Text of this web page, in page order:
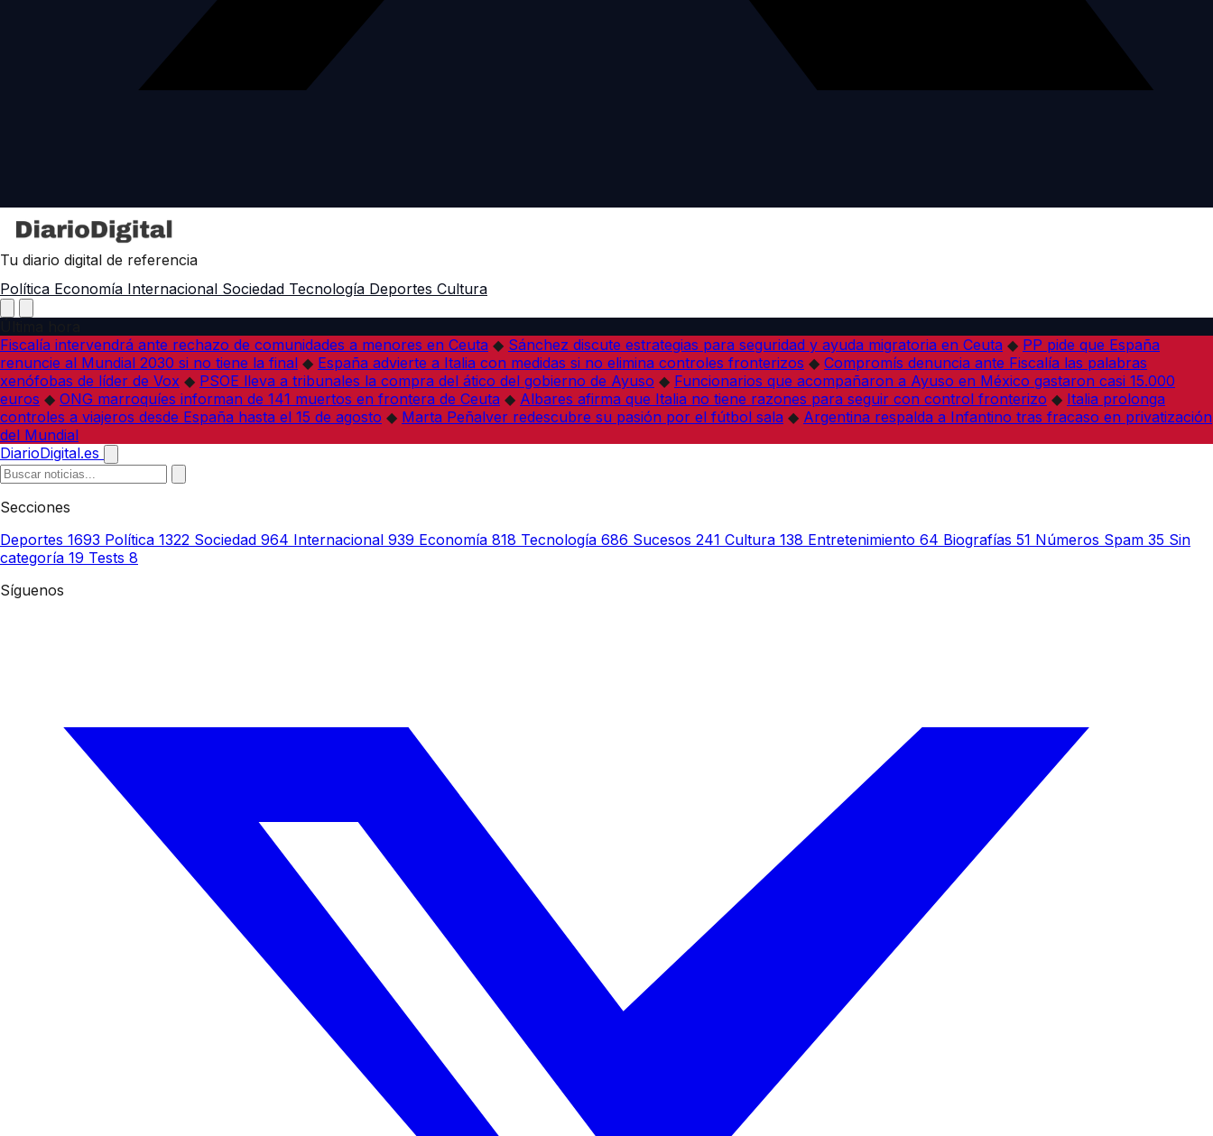
Tu diario digital de referencia
Política Economía Internacional Sociedad Tecnología Deportes Cultura
Fiscalía intervendrá ante rechazo de comunidades a menores en Ceuta ◆ Sánchez discute estrategias para seguridad y ayuda migratoria en Ceuta ◆ PP pide que España
renuncie al Mundial 2030 si no tiene la final ◆ España advierte a Italia con medidas si no elimina controles fronterizos ◆ Compromís denuncia ante Fiscalía las palabras
xenófobas de líder de Vox ◆ PSOE lleva a tribunales la compra del ático del gobierno de Ayuso ◆ Funcionarios que acompañaron a Ayuso en México gastaron casi 15.000
euros ◆ ONG marroquíes informan de 141 muertos en frontera de Ceuta ◆ Albares afirma que Italia no tiene razones para seguir con control fronterizo ◆ Italia prolonga
controles a viajeros desde España hasta el 15 de agosto ◆ Marta Peñalver redescubre su pasión por el fútbol sala ◆ Argentina respalda a Infantino tras fracaso en privatización
del Mundial
DiarioDigital.es
Secciones
Deportes 1693 Política 1322 Sociedad 964 Internacional 939 Economía 818 Tecnología 686 Sucesos 241 Cultura 138 Entretenimiento 64 Biografías 51 Números Spam 35 Sin
categoría 19 Tests 8
Síguenos